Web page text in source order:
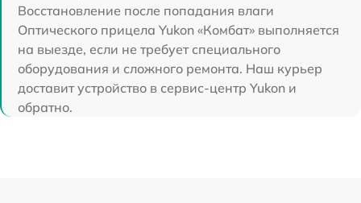
Восстановление после попадания влаги
Оптического прицела Yukon «Комбат» выполняется
на выезде, если не требует специального
оборудования и сложного ремонта. Наш курьер
доставит устройство в сервис-центр Yukon и
обратно.